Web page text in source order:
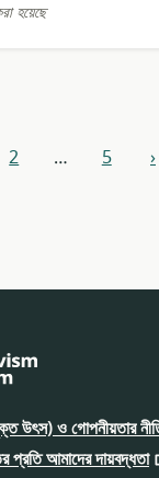
হয়েছে
2 … 5 ›
উৎস) ও গোপনীয়তার
প্রতি আমাদের দায়বদ্ধতা